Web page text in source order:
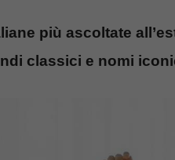
più ascoltate
classici e nomi